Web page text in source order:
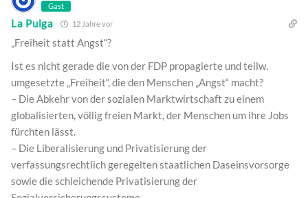
Gast
La Pulga 12 Jahre vor
„Freiheit statt Angst“?
Ist es nicht gerade die von der FDP propagierte und teilw.
umgesetzte „Freiheit“, die den Menschen „Angst“ macht?
– Die Abkehr von der sozialen Marktwirtschaft zu einem
globalisierten, völlig freien Markt, der Menschen um ihre Jobs
fürchten lässt.
– Die Liberalisierung und Privatisierung der
verfassungsrechtlich geregelten staatlichen Daseinsvorsorge
sowie die schleichende Privatisierung der